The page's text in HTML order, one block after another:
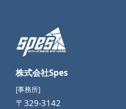
株式会社Spes
[事務所]
〒329-3142